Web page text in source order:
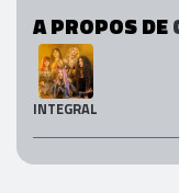
A PROPOS DE
INTEGRAL